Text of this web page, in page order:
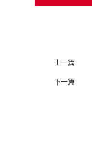
上一篇
下一篇